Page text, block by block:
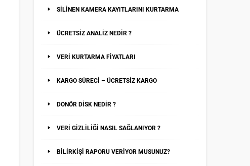
SİLİNEN KAMERA KAYITLARINI KURTARMA
ÜCRETSİZ ANALİZ NEDİR ?
VERİ KURTARMA FİYATLARI
KARGO SÜRECİ – ÜCRETSİZ KARGO
DONÖR DİSK NEDİR ?
VERİ GİZLİLİĞİ NASIL SAĞLANIYOR ?
BİLİRKİŞİ RAPORU VERİYOR MUSUNUZ?